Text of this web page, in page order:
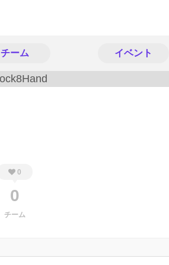
チーム イベント
0
0
チーム